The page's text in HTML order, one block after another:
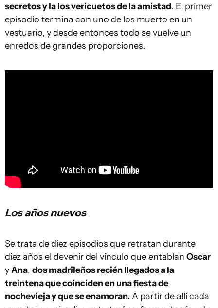
secretos y la los vericuetos de la amistad. El primer
episodio termina con uno de los muerto en un
vestuario, y desde entonces todo se vuelve un
enredos de grandes proporciones.
Los años nuevos
Se trata de diez episodios que retratan durante
diez años el devenir del vínculo que entablan Oscar
yAna, dos madrileños recién llegados a la
treintena que coinciden en una fiesta de
nochevieja y que se enamoran. A partir de allí cada